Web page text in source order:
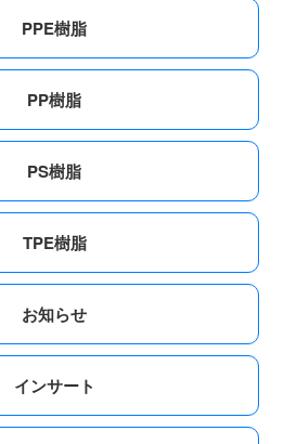
PPE樹脂
PP樹脂
PS樹脂
TPE樹脂
お知らせ
インサート